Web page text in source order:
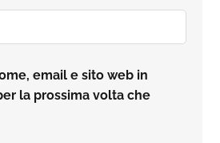
email e sito web in
la prossima volta che